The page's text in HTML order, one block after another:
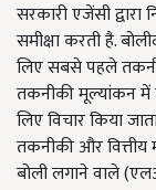
सरकारी एजेंसी द्वारा
समीक्षा करती है.
लिए सबसे पहले
तकनीकी मूल्यांकन में
लिए विचार किया
तकनीकी और वित्तीय
बोली लगाने वाले